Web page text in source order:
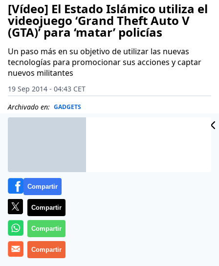
[Vídeo] El Estado Islámico utiliza el
videojuego ‘Grand Theft Auto V
(GTA)’ para ‘matar’ policías
Un paso más en su objetivo de utilizar las nuevas
tecnologías para promocionar sus acciones y captar
nuevos militantes
19 Sep 2014 - 04:43 CET
Archivado en: GADGETS
Compartir
Compartir
Compartir
Compartir